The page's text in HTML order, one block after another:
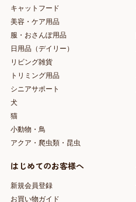
キャットフード
美容・ケア用品
服・おさんぽ用品
日用品（デイリー）
リビング雑貨
トリミング用品
シニアサポート
犬
猫
小動物・鳥
アクア・爬虫類・昆虫
はじめてのお客様へ
新規会員登録
お買い物ガイド